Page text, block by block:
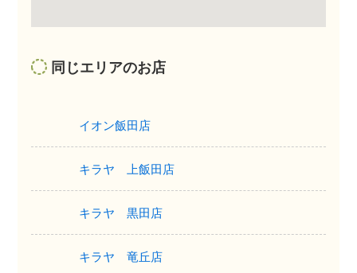
同じエリアのお店
イオン飯田店
キラヤ 上飯田店
キラヤ 黒田店
キラヤ 竜丘店